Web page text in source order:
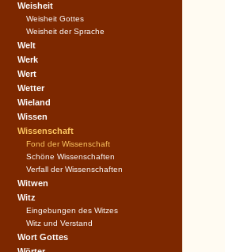
Weisheit
Weisheit Gottes
Weisheit der Sprache
Welt
Werk
Wert
Wetter
Wieland
Wissen
Wissenschaft
Fond der Wissenschaft
Schöne Wissenschaften
Verfall der Wissenschaften
Witwen
Witz
Eingebungen des Witzes
Witz und Verstand
Wort Gottes